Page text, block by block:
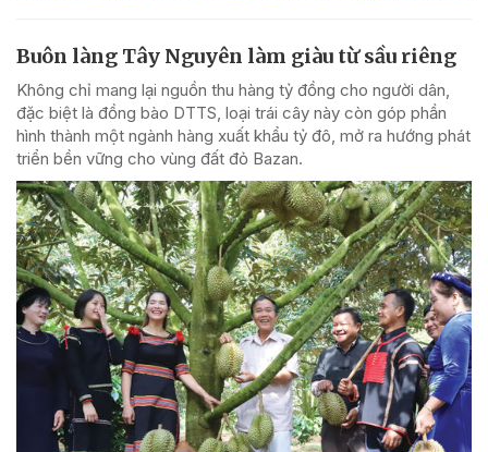
Buôn làng Tây Nguyên làm giàu từ sầu riêng
Không chỉ mang lại nguồn thu hàng tỷ đồng cho người dân,
đặc biệt là đồng bào DTTS, loại trái cây này còn góp phần
hình thành một ngành hàng xuất khẩu tỷ đô, mở ra hướng phát
triển bền vững cho vùng đất đỏ Bazan.